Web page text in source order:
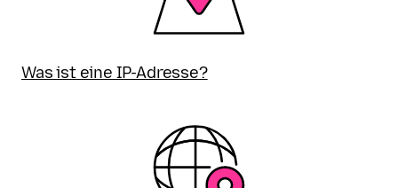
Was ist eine IP-Adresse?